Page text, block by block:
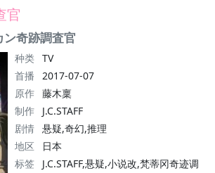
官
奇跡調査官
种类 TV
首播
2017-07-07
原作 藤木稟
制作
J.C.STAFF
剧情 悬疑,奇幻,推理
地区
日本
标签
J.C.STAFF,悬疑,小说改,梵蒂冈奇迹调